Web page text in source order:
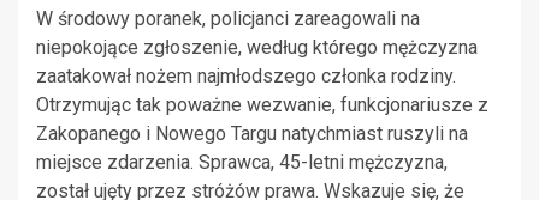
W środowy poranek, policjanci zareagowali na
niepokojące zgłoszenie, według którego mężczyzna
zaatakował nożem najmłodszego członka rodziny.
Otrzymując tak poważne wezwanie, funkcjonariusze z
Zakopanego i Nowego Targu natychmiast ruszyli na
miejsce zdarzenia. Sprawca, 45-letni mężczyzna,
został ujęty przez stróżów prawa. Wskazuje się, że